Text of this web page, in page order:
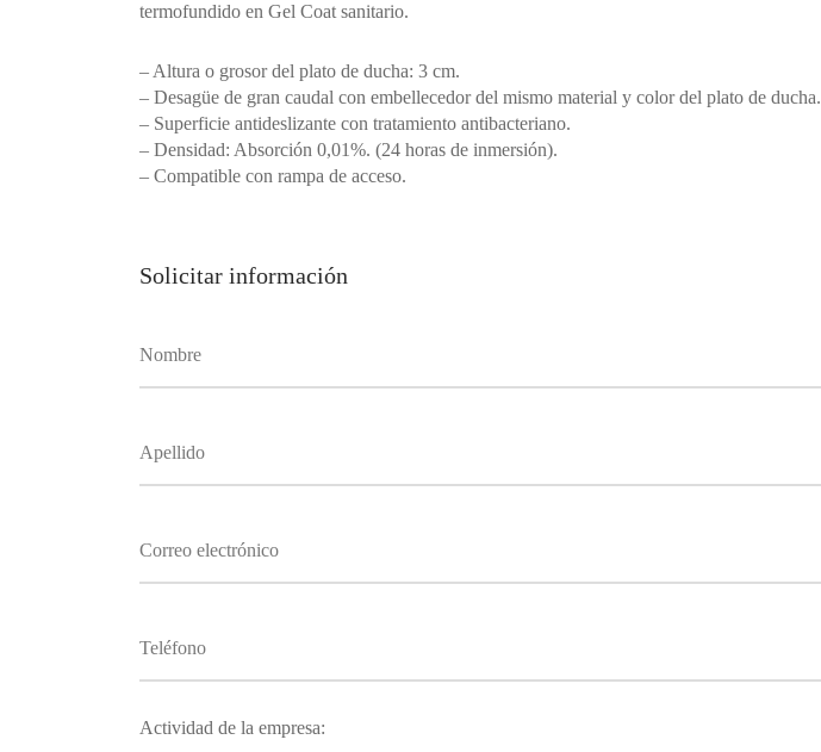
termofundido en Gel Coat sanitario.
– Altura o grosor del plato de ducha: 3 cm.
– Desagüe de gran caudal con embellecedor del mismo material y color del plato de ducha.
– Superficie antideslizante con tratamiento antibacteriano.
– Densidad: Absorción 0,01%. (24 horas de inmersión).
– Compatible con rampa de acceso.
Solicitar información
Actividad de la empresa: